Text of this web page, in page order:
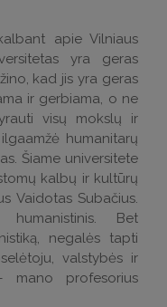
apie Vilniaus
yra geras
kad jis yra geras
ir gerbiama, o ne
visų mokslų ir
humanitarų
Šiame universitete
kalbų ir kultūrų
Vaidotas Subačius.
Bet
negalės tapti
valstybės ir
mano profesorius